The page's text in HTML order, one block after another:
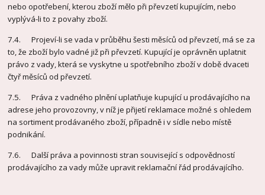
nebo opotřebení, kterou zboží mělo při převzetí kupujícím, nebo
vyplývá-li to z povahy zboží.
7.4. Projeví-li se vada v průběhu šesti měsíců od převzetí, má se za
to, že zboží bylo vadné již při převzetí. Kupující je oprávněn uplatnit
právo z vady, která se vyskytne u spotřebního zboží v době dvaceti
čtyř měsíců od převzetí.
7.5. Práva z vadného plnění uplatňuje kupující u prodávajícího na
adrese jeho provozovny, v níž je přijetí reklamace možné s ohledem
na sortiment prodávaného zboží, případně i v sídle nebo místě
podnikání.
7.6. Další práva a povinnosti stran související s odpovědností
prodávajícího za vady může upravit reklamační řád prodávajícího.